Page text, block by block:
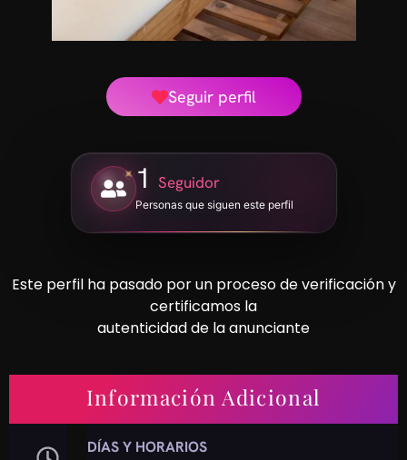
Seguir perfil
1 Seguidor
Personas que siguen este perfil
Este perfil ha pasado por un proceso de verificación y
certificamos la
autenticidad de la anunciante
Información Adicional
DÍAS Y HORARIOS